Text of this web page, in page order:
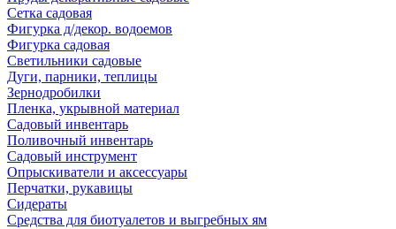
Сетка садовая
Фигурка д/декор. водоемов
Фигурка садовая
Светильники садовые
Дуги, парники, теплицы
Зернодробилки
Пленка, укрывной материал
Садовый инвентарь
Поливочный инвентарь
Садовый инструмент
Опрыскиватели и аксессуары
Перчатки, рукавицы
Сидераты
Средства для биотуалетов и выгребных ям